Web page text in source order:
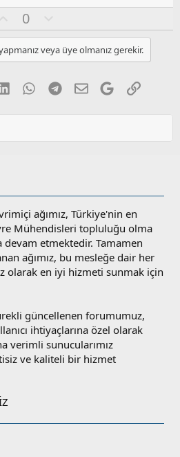
y
l
a
0
l
u
m
u
z
o
l
veya üye olmanız gerekir.
LinkedInWhatsApp
Telegram
E-postaGoogleLink
ağımız, Türkiye'nin en
Mühendisleri topluluğu olma
devam etmektedir. Tamamen
ağımız, bu mesleğe dair her
olarak en iyi hizmeti sunmak için
güncellenen forumumuz,
ihtiyaçlarına özel olarak
verimli sunucularımız
ve kaliteli bir hizmet